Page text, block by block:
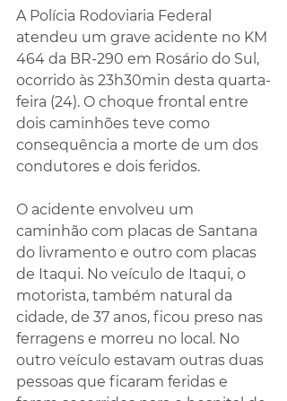
A Polícia Rodoviaria Federal
atendeu um grave acidente no KM
464 da BR-290 em Rosário do Sul,
ocorrido às 23h30min desta quarta-
feira (24). O choque frontal entre
dois caminhões teve como
consequência a morte de um dos
condutores e dois feridos.
O acidente envolveu um
caminhão com placas de Santana
do livramento e outro com placas
de Itaqui. No veículo de Itaqui, o
motorista, também natural da
cidade, de 37 anos, ficou preso nas
ferragens e morreu no local. No
outro veículo estavam outras duas
pessoas que ficaram feridas e